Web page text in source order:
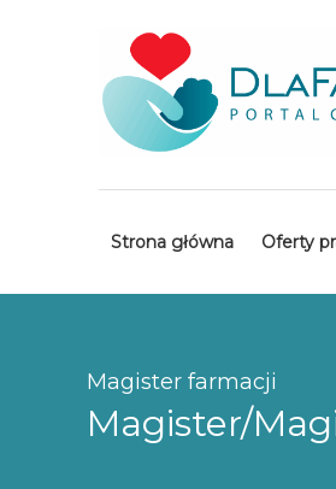
Strona główna Oferty
Magister farmacji
Magister/